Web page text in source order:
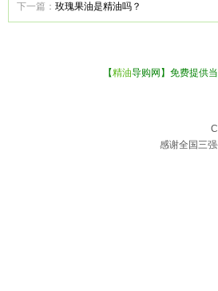
下一篇： 玫瑰果油是精油吗？
【精油导购网】免费提供
感谢全国三强